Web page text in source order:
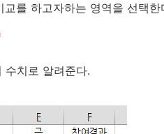
를 하고자하는 영역을 선택
수치로 알려준다.